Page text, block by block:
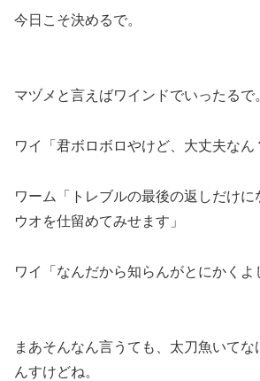
今日こそ決めるで。
マヅメと言えばワインドでいったるで
ワイ「君ボロボロやけど、大丈夫なん
ワーム「トレブルの最後の返しだけ
ウオを仕留めてみせます」
ワイ「なんだから知らんがとにかくよ
まあそんなん言うても、太刀魚いて
んすけどね。